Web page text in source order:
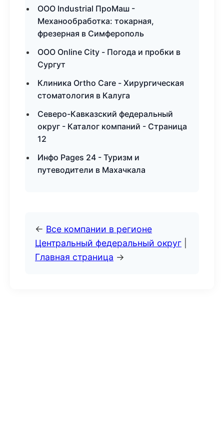
ООО Industrial ПроМаш -
Механообработка: токарная,
фрезерная в Симферополь
ООО Online City - Погода и пробки в
Сургут
Клиника Ortho Care - Хирургическая
стоматология в Калуга
Северо-Кавказский федеральный
округ - Каталог компаний - Страница
12
Инфо Pages 24 - Туризм и
путеводители в Махачкала
← Все компании в регионе
Центральный федеральный округ
Главная страница →